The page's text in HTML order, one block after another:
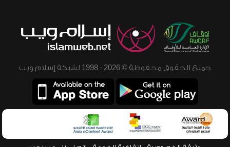
جميع الحقوق محفوظة © 2026 - 1998 لشبكة إسلام ويب